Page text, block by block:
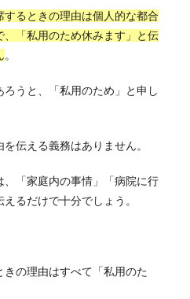
するときの理由は個人的な都合
「私用のため休みます」と伝
。
うと、「私用のため」と申し
伝える義務はありません。
、「家庭内の事情」「病院に行
るだけで十分でしょう。
の理由はすべて「私用のた